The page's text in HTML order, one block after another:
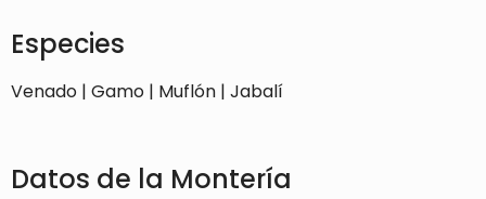
Especies
Venado | Gamo | Muflón | Jabalí
Datos de la Montería